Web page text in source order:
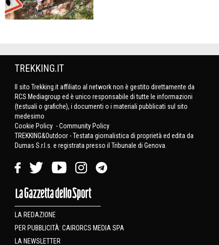
TREKKING.IT
Il sito Trekking.it affiliato al network non è gestito direttamente da
RCS Mediagroup ed è unico responsabile di tutte le informazioni
(testuali o grafiche), i documenti o i materiali pubblicati sul sito
medesimo
Cookie Policy -Community Policy
TREKKING&Outdoor - Testata giornalistica di proprietà ed edita da
Dumas S.r.l.s. e registrata presso il Tribunale di Genova.
LA REDAZIONE
PER PUBBLICITÀ: CAIRORCS MEDIA SPA
LA NEWSLETTER